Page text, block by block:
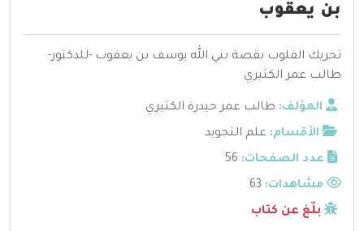
بن يعقوب
تحريك القلوب بقصة بني الله يوسف بن يعقوب -للدكتور-
طالب عمر الكثيري
المؤلف: طالب عمر حيدرة الكثيري
الأقسام: علم التجويد
عدد الصفحات: 56
مشاهدات:
بلّغ عن كتاب